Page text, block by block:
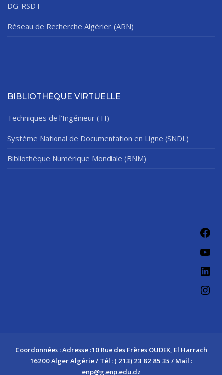
DG-RSDT
Réseau de Recherche Algérien (ARN)
BIBLIOTHÈQUE VIRTUELLE
Techniques de l’Ingénieur (TI)
Système National de Documentation en Ligne (SNDL)
Bibliothèque Numérique Mondiale (BNM)
Coordonnées : Adresse :10 Rue des Frères OUDEK, El Harrach
16200 Alger Algérie / Tél : ( 213) 23 82 85 35 / Mail :
enp@g.enp.edu.dz